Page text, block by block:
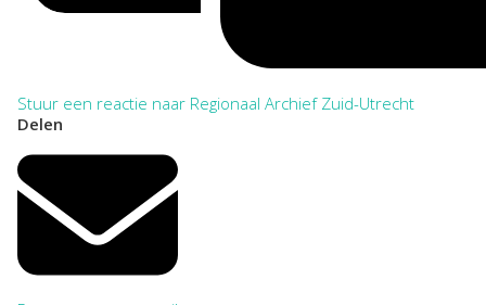
Stuur een reactie naar Regionaal Archief Zuid-Utrecht
Delen